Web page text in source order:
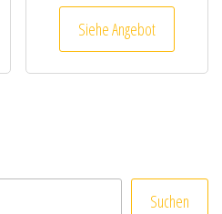
Siehe Angebot
Suchen